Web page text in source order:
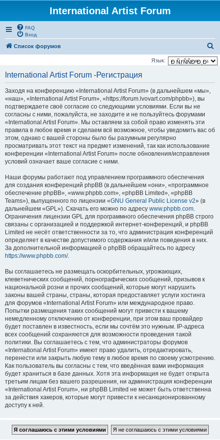
International Artist Forum
FAQ
Вход
Список форумов
о
Язык:
International Artist Forum -Регистрация
Заходя на конференцию «International Artist Forum» (в дальнейшем «мы»,
«наш», «International Artist Forum», «https://forum.lvovart.com/phpbb»), вы
подтверждаете своё согласие со следующими условиями. Если вы не
согласны с ними, пожалуйста, не заходите и не пользуйтесь форумами
«International Artist Forum». Мы оставляем за собой право изменять эти
правила в любое время и сделаем всё возможное, чтобы уведомить вас об
этом, однако с вашей стороны было бы разумным регулярно
просматривать этот текст на предмет изменений, так как использование
конференции «International Artist Forum» после обновления/исправления
условий означает ваше согласие с ними.
Наши форумы работают под управлением программного обеспечения
для создания конференций phpBB (в дальнейшем «они», «программное
обеспечение phpBB», «www.phpbb.com», «phpBB Limited», «phpBB
Teams»), выпущенного по лицензии «GNU General Public License v2» (в
дальнейшем «GPL»). Скачать его можно по адресу www.phpbb.com.
Ограничения лицензии GPL для программного обеспечения phpBB строго
связаны с организацией и поддержкой интернет-конференций, и phpBB
Limited не несёт ответственности за то, что администрация конференций
определяет в качестве допустимого содержания и/или поведения в них.
За дополнительной информацией о phpBB обращайтесь по адресу
https://www.phpbb.com/.
Вы соглашаетесь не размещать оскорбительных, угрожающих,
клеветнических сообщений, порнографических сообщений, призывов к
национальной розни и прочих сообщений, которые могут нарушить
законы вашей страны, страны, которая предоставляет услуги хостинга
для форумов «International Artist Forum» или международное право.
Попытки размещения таких сообщений могут привести к вашему
немедленному отключению от конференции, при этом ваш провайдер
будет поставлен в известность, если мы сочтём это нужным. IP-адреса
всех сообщений сохраняются для возможности проведения такой
политики. Вы соглашаетесь с тем, что администраторы форумов
«International Artist Forum» имеют право удалить, отредактировать,
перенести или закрыть любую тему в любое время по своему усмотрению.
Как пользователь вы согласны с тем, что введённая вами информация
будет храниться в базе данных. Хотя эта информация не будет открыта
третьим лицам без вашего разрешения, ни администрация конференции
«International Artist Forum», ни phpBB Limited не может быть ответственна
за действия хакеров, которые могут привести к несанкционированному
доступу к ней.